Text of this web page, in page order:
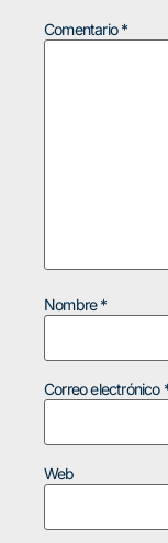
Comentario*
Nombre*
Correo electrónico
Web